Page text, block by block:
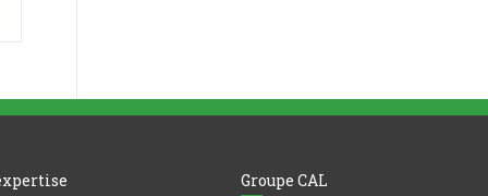
Groupe CAL